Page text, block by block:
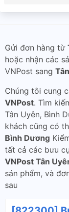
Gửi đơn hàng từ
hoặc nhận các
VNPost sang
Chúng tôi cung
VNPost. Tìm
Tân Uyên, Bình
khách cũng có
Bình Dương
tất cả các bưu
VNPost Tân
sản phẩm, và
sau